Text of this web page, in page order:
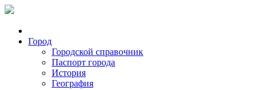
Город
Городской справочник
Паспорт города
История
География